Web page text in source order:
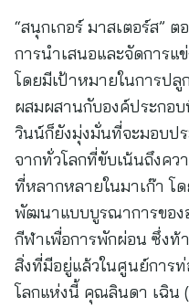
“สนุกเกอร์ มาสเตอร์ส”
การนำเสนอและจัดการแ
โดยมีเป้าหมายในการป
ผสมผสานกับองค์ประกอ
วินน์ก็ยังมุ่งมั่นที่จะมอบป
จากทั่วโลกที่ขับเน้นถึงคว
ที่หลากหลายในมาเก๊า โด
พัฒนาแบบบูรณาการของ
กีฬาเพื่อการพักผ่อน ซึ่งท้
สิ่งที่มีอยู่แล้วในศูนย์การท่
โลกแห่งนี้ คุณลินดา เฉิน